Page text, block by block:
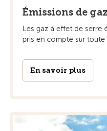
Émissions de
Les gaz à effet de serre
pris en compte sur toute
En savoir plus